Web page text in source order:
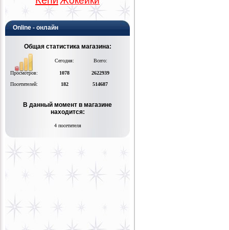
Online - онлайн
Общая статистика магазина:
Сегодня: Всего:
Просмотров: 1078
2622939
Посетителей:
182 514687
В данный момент в магазине
находится:
4 посетителя